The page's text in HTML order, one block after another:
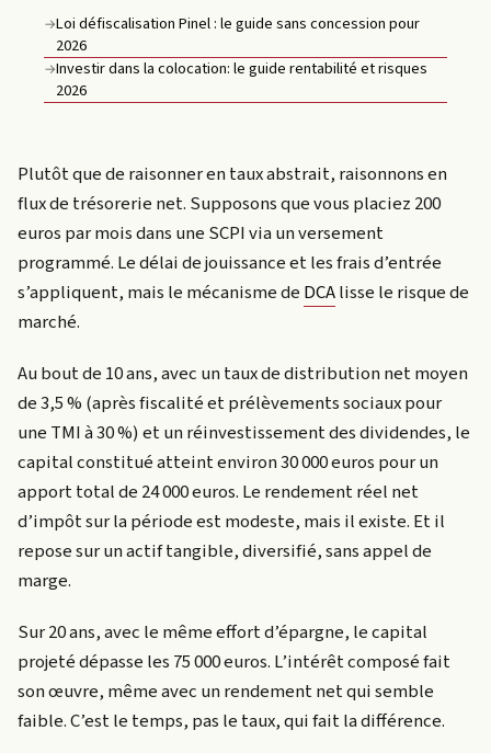
→Loi défiscalisation Pinel : le guide sans concession pour
2026
→Investir dans la colocation: le guide rentabilité et risques
2026
Plutôt que de raisonner en taux abstrait, raisonnons en
flux de trésorerie net. Supposons que vous placiez 200
euros par mois dans une SCPI via un versement
programmé. Le délai de jouissance et les frais d’entrée
s’appliquent, mais le mécanisme de DCAlisse le risque de
marché.
Au bout de 10 ans, avec un taux de distribution net moyen
de 3,5 % (après fiscalité et prélèvements sociaux pour
une TMI à 30 %) et un réinvestissement des dividendes, le
capital constitué atteint environ 30 000 euros pour un
apport total de 24 000 euros. Le rendement réel net
d’impôt sur la période est modeste, mais il existe. Et il
repose sur un actif tangible, diversifié, sans appel de
marge.
Sur 20 ans, avec le même effort d’épargne, le capital
projeté dépasse les 75 000 euros. L’intérêt composé fait
son œuvre, même avec un rendement net qui semble
faible. C’est le temps, pas le taux, qui fait la différence.